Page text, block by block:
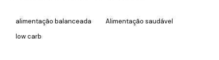
alimentação balanceada
Alimentação saudável
low carb